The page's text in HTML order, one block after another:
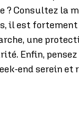
Consultez la
il est fortement
une
Enfin,
end serein et